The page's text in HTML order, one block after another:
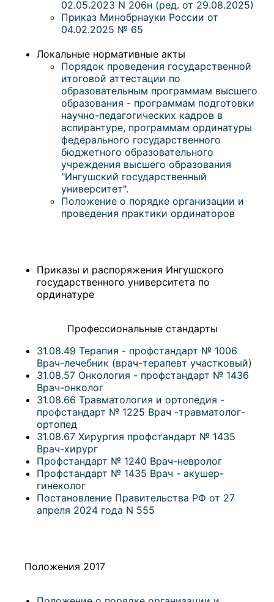
02.05.2023 N 206н (ред. от 29.08.2025)
Приказ Минобрнауки России от
04.02.2025 № 65
Локальные нормативные акты
Порядок проведения государственной
итоговой аттестации по
образовательным программам высшего
образования - программам подготовки
научно-педагогических кадров в
аспирантуре, программам ординатуры
федерального государственного
бюджетного образовательного
учреждения высшего образования
"Ингушский государственный
университет".
Положение о порядке организации и
проведения практики ординаторов
Приказы и распоряжения Ингушского
государственного университета по
ординатуре
Профессиональные стандарты
31.08.49 Терапия - профстандарт № 1006
Врач-лечебник (врач-терапевт участковый)
31.08.57 Онкология - профстандарт № 1436
Врач-онколог
31.08.66 Травматология и ортопедия -
профстандарт № 1225 Врач -травматолог-
ортопед
31.08.67 Хирургия профстандарт № 1435
Врач-хирург
Профстандарт № 1240 Врач-невролог
Профстандарт № 1435 Врач - акушер-
гинеколог
Постановление Правительства РФ от 27
апреля 2024 года N 555
Положения 2017